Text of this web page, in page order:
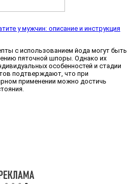
у мужчин: описание и инструкция
с использованием йода могут быть
пяточной шпоры. Однако их
особенностей и стадии
подтверждают, что при
применении можно достичь